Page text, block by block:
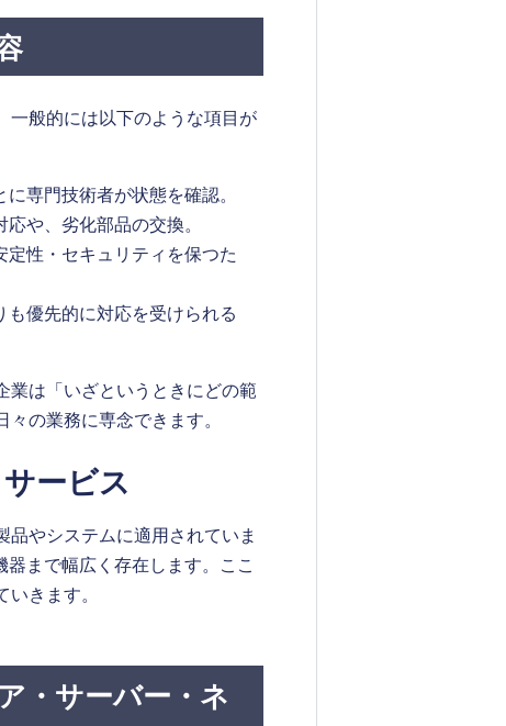
一般的には以下のような項目が
専門技術者が状態を確認。
や、劣化部品の交換。
性・セキュリティを保つた
優先的に対応を受けられる
業は「いざというときにどの範
の業務に専念できます。
ービス
やシステムに適用されていま
まで幅広く存在します。ここ
きます。
・サーバー・ネ